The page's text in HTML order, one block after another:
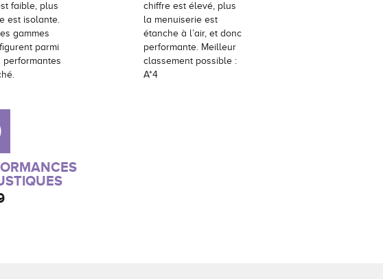
faible, plus
est isolante.
gammes
parmi
performantes
chiffre est élevé, plus
la menuiserie est
étanche à l’air, et donc
performante. Meilleur
classement possible :
A*4